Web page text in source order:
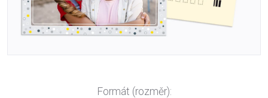
Formát (rozměr):